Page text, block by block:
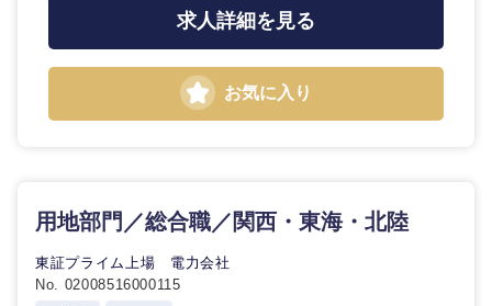
求人詳細を見る
お気に入り
用地部門／総合職／関西・東海・北陸
東証プライム上場 電力会社
No. 02008516000115